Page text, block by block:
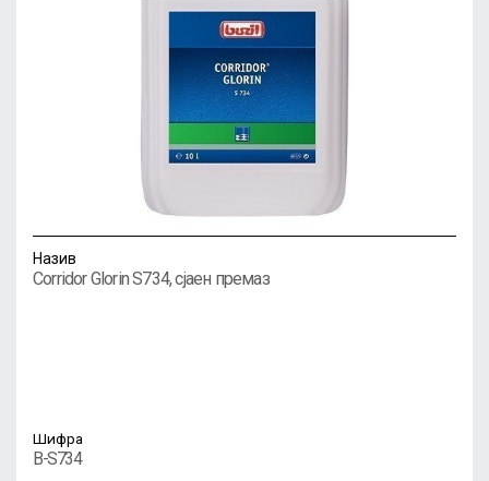
Назив
Corridor Glorin S734, сјаен премаз
Шифра
B-S734